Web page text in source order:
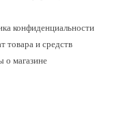
конфиденциальности
товара и средств
о магазине